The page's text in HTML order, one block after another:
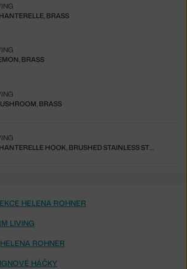
BRASS
BRASS
BRASS
VĚŠÁK CHANTERELLE HOOK, BRUSHED STAINLESS STEEL
HELENA ROHNER
LIVING
HELENA ROHNER
HÁČKY